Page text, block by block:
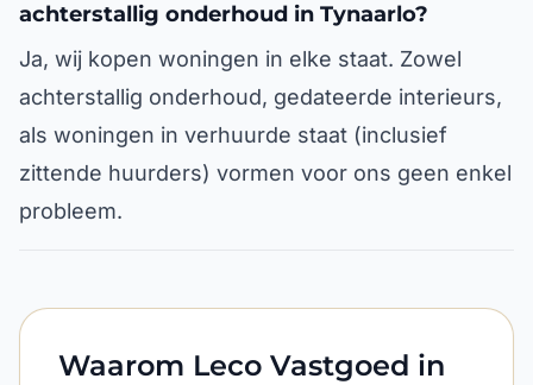
achterstallig onderhoud in Tynaarlo?
Ja, wij kopen woningen in elke staat. Zowel
achterstallig onderhoud, gedateerde interieurs,
als woningen in verhuurde staat (inclusief
zittende huurders) vormen voor ons geen enkel
probleem.
Waarom Leco Vastgoed in